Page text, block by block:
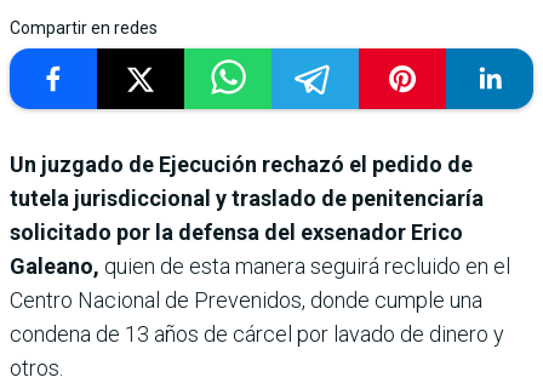
Compartir en redes
Un juzgado de Ejecución rechazó el pedido de
tutela jurisdiccional y traslado de penitenciaría
solicitado por la defensa del exsenador Erico
Galeano, quien de esta manera seguirá recluido en el
Centro Nacional de Prevenidos, donde cumple una
condena de 13 años de cárcel por lavado de dinero y
otros.